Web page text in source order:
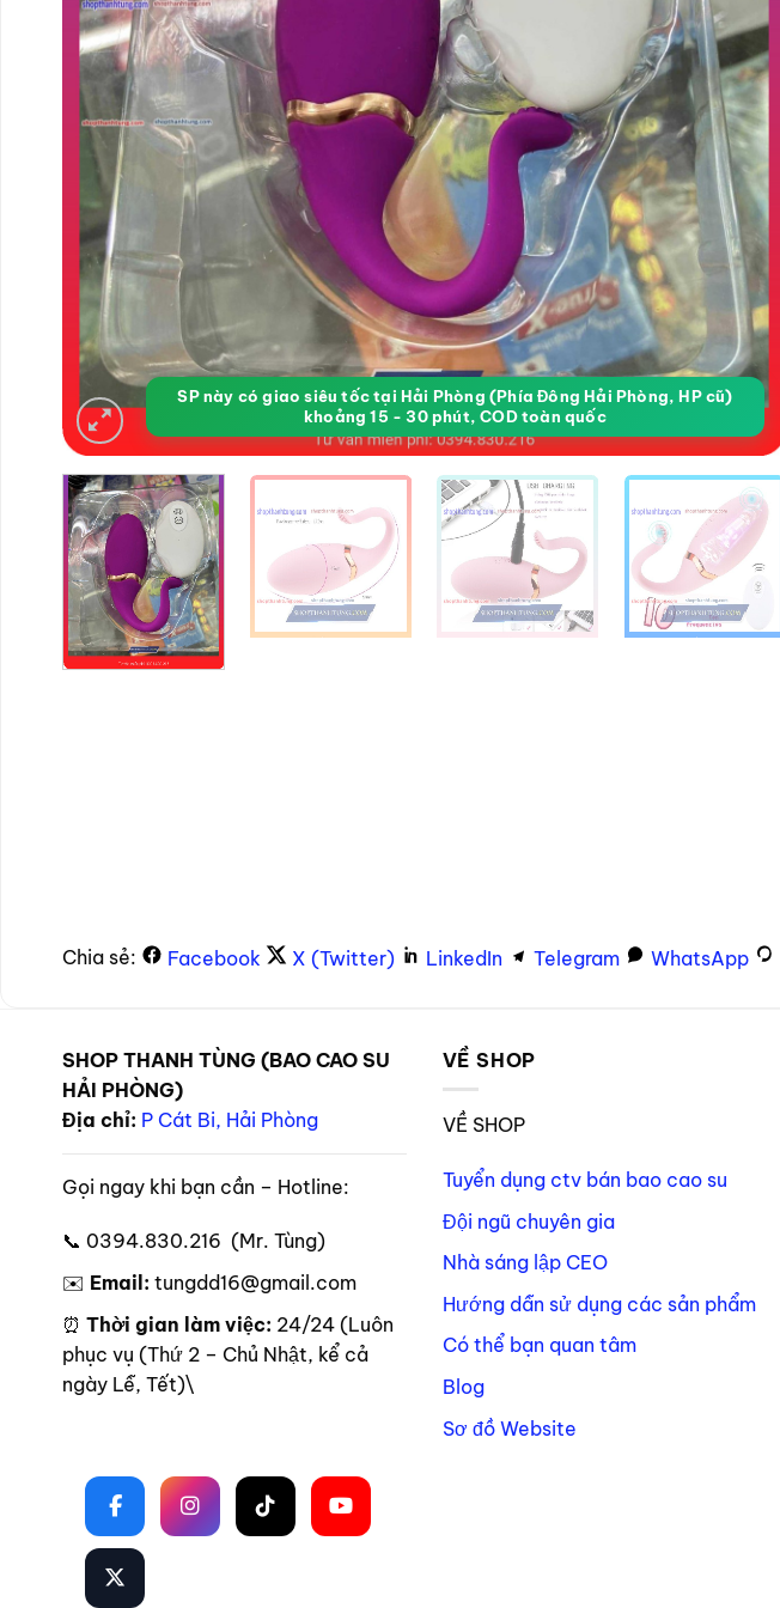
SP này có giao siêu tốc tại Hải Phòng (Phía Đông Hải Phòng, HP cũ)
khoảng 15 - 30 phút, COD toàn quốc
Chia sẻ: Facebook X (Twitter) LinkedIn Telegram WhatsApp
SHOP THANH TÙNG (BAO CAO SU
HẢI PHÒNG)
Địa chỉ: P Cát Bi, Hải Phòng
Gọi ngay khi bạn cần – Hotline:
📞 0394.830.216 (Mr. Tùng)
✉️ Email: tungdd16@gmail.com
⏰ Thời gian làm việc: 24/24 (Luôn
phục vụ (Thứ 2 – Chủ Nhật, kể cả
ngày Lễ, Tết)\
VỀ SHOP
VỀ SHOP
Tuyển dụng ctv bán bao cao su
Đội ngũ chuyên gia
Nhà sáng lập CEO
Hướng dẫn sử dụng các sản phẩm
Có thể bạn quan tâm
Blog
Sơ đồ Website